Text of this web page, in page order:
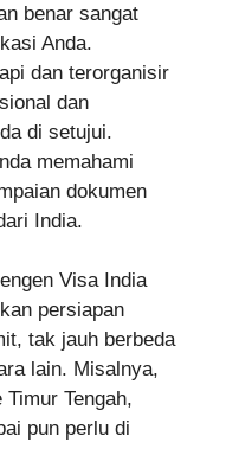
benar sangat
Anda.
dan terorganisir
dan
di setujui.
memahami
dokumen
India.
Visa India
persiapan
tak jauh berbeda
lain. Misalnya,
Tengah,
pun perlu di